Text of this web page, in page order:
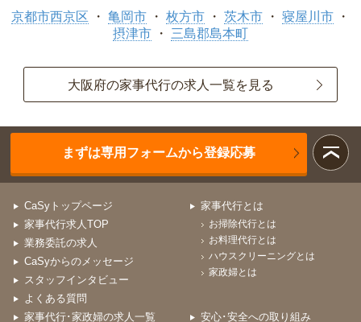
京都市西京区 亀岡市 枚方市 茨木市
寝屋川市
摂津市
三島郡島本町
大阪府の家事代行の求人一覧を見る
まずは専用フォームから登録応募
CaSyトップページ
家事代行求人TOP
業務委託の求人
CaSyからのメッセージ
スタッフインタビュー
よくある質問
家事代行とは
お掃除代行とは
お料理代行とは
ハウスクリーニングとは
家政婦とは
家事代行･家政婦の求人一覧 安心･安全への取り組み